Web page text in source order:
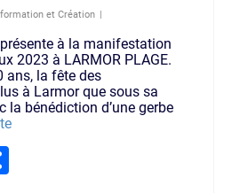
et Création |
à la manifestation
2023 à LARMOR PLAGE.
ans, la fête des
à Larmor que sous sa
la bénédiction d’une gerbe